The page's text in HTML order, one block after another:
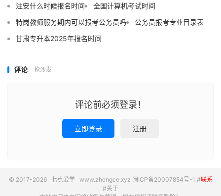
注安什么时候报名时间
全国计算机考试时间
特岗教师服务期内可以报考公务员吗
公务员报考专业目录表
甘肃专升本2025年报名时间
评论 抢沙发
评论前必须登录！
立即登录 注册
© 2017-2026 七点爱学www.zhengce.xyz 闽ICP备20007854号-1 #联系
#关于